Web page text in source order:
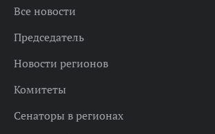
Все новости
Председатель
Новости регионов
Комитеты
Сенаторы в регионах